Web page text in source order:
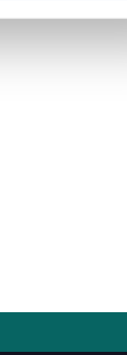
ve sizlere yönelik
ve sitemizde ilgili